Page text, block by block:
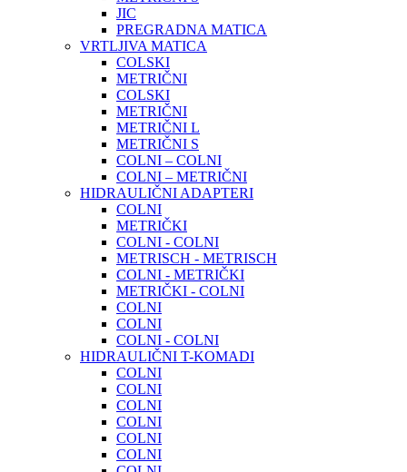
JIC
PREGRADNA MATICA
VRTLJIVA MATICA
COLSKI
METRIČNI
COLSKI
METRIČNI
METRIČNI L
METRIČNI S
COLNI – COLNI
COLNI – METRIČNI
HIDRAULIČNI ADAPTERI
COLNI
METRIČKI
COLNI - COLNI
METRISCH - METRISCH
COLNI - METRIČKI
METRIČKI - COLNI
COLNI
COLNI
COLNI - COLNI
HIDRAULIČNI T-KOMADI
COLNI
COLNI
COLNI
COLNI
COLNI
COLNI